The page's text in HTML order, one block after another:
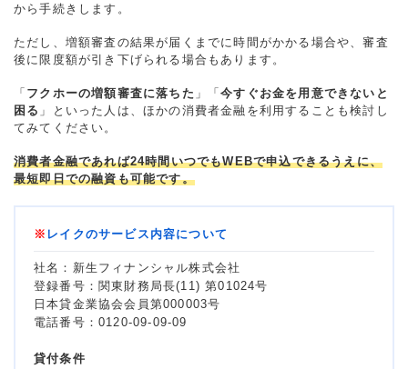
から手続きします。
ただし、増額審査の結果が届くまでに時間がかかる場合や、審査
後に限度額が引き下げられる場合もあります。
「 フクホーの増額審査に落ちた 」「今すぐお金を用意できないと
困る 」といった人は、ほかの消費者金融を利用することも検討し
てみてください。
消費者金融であれば24時間いつでもWEBで申込できるうえに、
最短即日での融資も可能です。
※ レイクのサービス内容について
社名：新生フィナンシャル株式会社
登録番号：関東財務局長(11) 第01024号
日本貸金業協会会員第000003号
電話番号：0120-09-09-09
貸付条件